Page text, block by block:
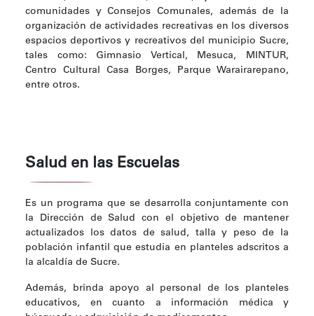
comunidades y Consejos Comunales, además de la
organización de actividades recreativas en los diversos
espacios deportivos y recreativos del municipio Sucre,
tales como: Gimnasio Vertical, Mesuca, MINTUR,
Centro Cultural Casa Borges, Parque Warairarepano,
entre otros.
Salud en las Escuelas
Es un programa que se desarrolla conjuntamente con
la Dirección de Salud con el objetivo de mantener
actualizados los datos de salud, talla y peso de la
población infantil que estudia en planteles adscritos a
la alcaldía de Sucre.
Además, brinda apoyo al personal de los planteles
educativos, en cuanto a información médica y